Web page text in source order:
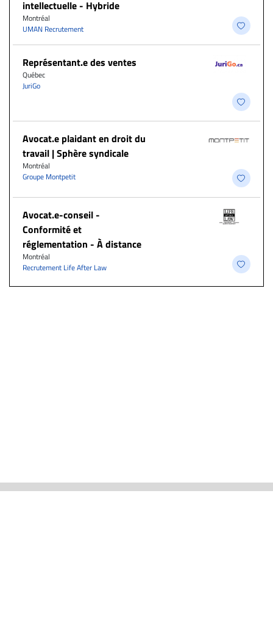
intellectuelle - Hybride
Montréal
UMAN Recrutement
Représentant.e des ventes
Québec
JuriGo
Avocat.e plaidant en droit du
travail | Sphère syndicale
Montréal
Groupe Montpetit
​Avocat.e-conseil -
Conformité et
réglementation - À distance
Montréal
Recrutement Life After Law